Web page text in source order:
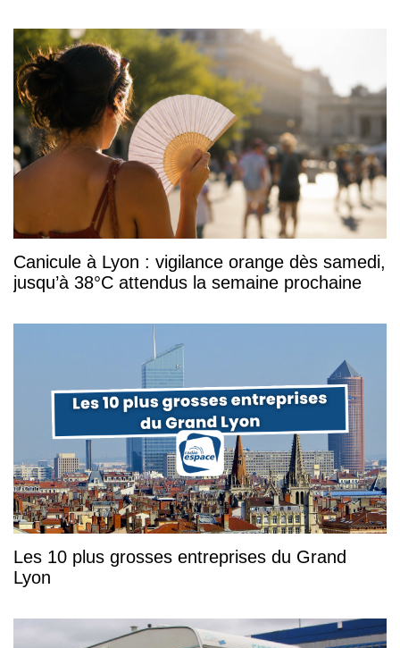
Canicule à Lyon : vigilance orange dès samedi,
jusqu’à 38°C attendus la semaine prochaine
Les 10 plus grosses entreprises du Grand
Lyon